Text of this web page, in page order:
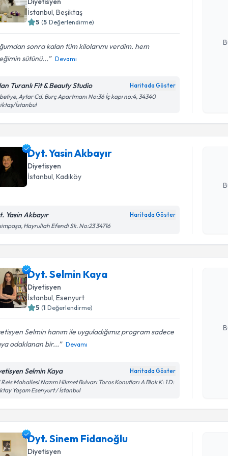
İstanbul , Beşiktaş
5 (5 Değerlendirme)
sonra kalan tüm kilolarımı verdim. hem
sütünü...
Devamı
Turanlı Fit & Beauty Studio Haritada Göster
Aytar Cd. Burç Apartmanı No:36 İç kapı no:4, 34340
İstanbul
Dyt. Yasin Akbayır
Diyetisyen
İstanbul , Kadıköy
Yasin Akbayır Haritada Göster
Hayrullah Efendi Sk. No:23 34716
Dyt. Selmin Kaya
Diyetisyen
İstanbul , Esenyurt
5 (1 Değerlendirme)
Selmin hanım ile uyguladığımız program sadece
odaklanan bir...
Devamı
Selmin Kaya Haritada Göster
Mahallesi Nazım Hikmet Bulvarı Toros Konutları A Blok K: 1 D:
Yaşam Esenyurt / İstanbul
Dyt. Sinem Fidanoğlu
Diyetisyen